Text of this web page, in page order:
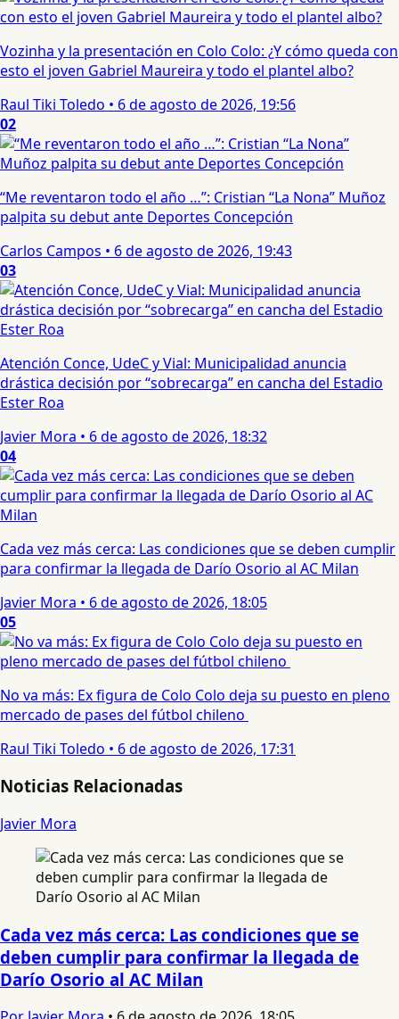
Vozinha y la presentación en Colo Colo: ¿Y cómo queda con
esto el joven Gabriel Maureira y todo el plantel albo?
Raul Tiki Toledo • 6 de agosto de 2026, 19:56
02
“Me reventaron todo el año …”: Cristian “La Nona” Muñoz
palpita su debut ante Deportes Concepción
Carlos Campos • 6 de agosto de 2026, 19:43
03
Atención Conce, UdeC y Vial: Municipalidad anuncia
drástica decisión por “sobrecarga” en cancha del Estadio
Ester Roa
Javier Mora • 6 de agosto de 2026, 18:32
04
Cada vez más cerca: Las condiciones que se deben cumplir
para confirmar la llegada de Darío Osorio al AC Milan
Javier Mora • 6 de agosto de 2026, 18:05
05
No va más: Ex figura de Colo Colo deja su puesto en pleno
mercado de pases del fútbol chileno
Raul Tiki Toledo • 6 de agosto de 2026, 17:31
Noticias Relacionadas
Javier Mora
Cada vez más cerca: Las condiciones que se
deben cumplir para confirmar la llegada de
Darío Osorio al AC Milan